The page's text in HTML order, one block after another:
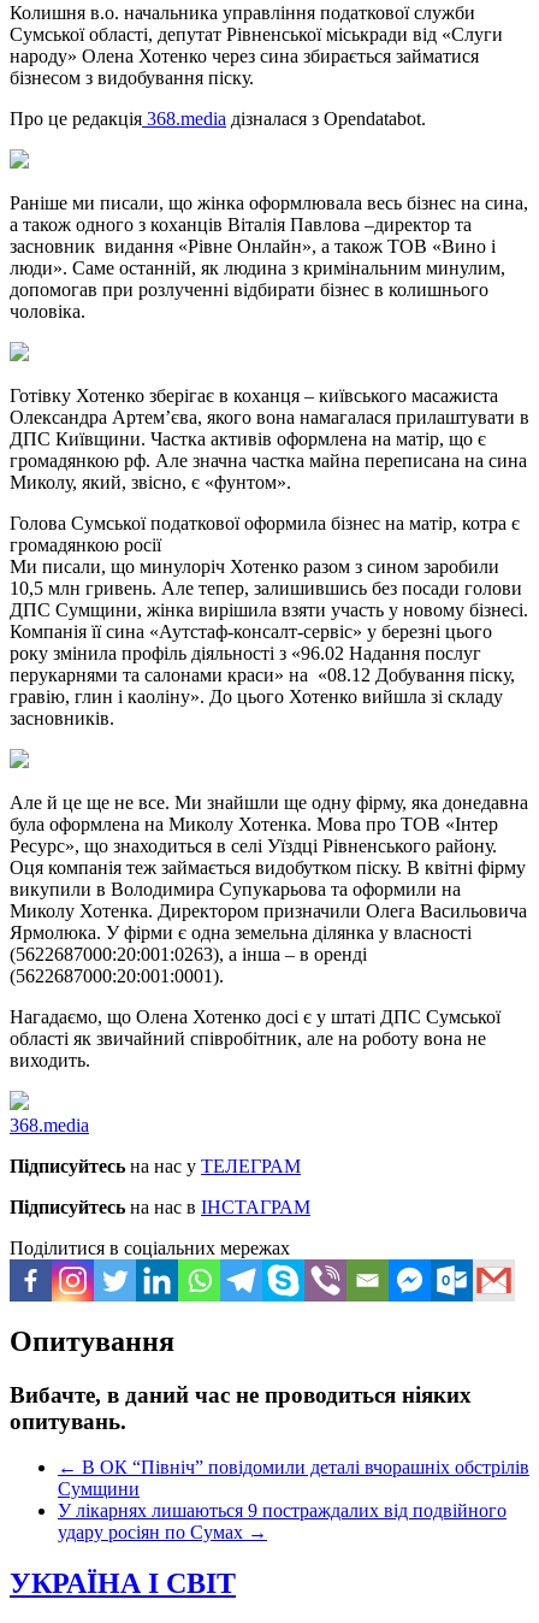
Колишня в.о. начальника управління податкової служби
Сумської області, депутат Рівненської міськради від «Слуги
народу» Олена Хотенко через сина збирається займатися
бізнесом з видобування піску.
Про це редакція 368.media дізналася з Opendatabot.
Раніше ми писали, що жінка оформлювала весь бізнес на сина,
а також одного з коханців Віталія Павлова –директор та
засновник видання «Рівне Онлайн», а також ТОВ «Вино і
люди». Саме останній, як людина з кримінальним минулим,
допомогав при розлученні відбирати бізнес в колишнього
чоловіка.
Готівку Хотенко зберігає в коханця – київського масажиста
Олександра Артем’єва, якого вона намагалася прилаштувати в
ДПС Київщини. Частка активів оформлена на матір, що є
громадянкою рф. Але значна частка майна переписана на сина
Миколу, який, звісно, є «фунтом».
Голова Сумської податкової оформила бізнес на матір, котра є
громадянкою росії
Ми писали, що минулоріч Хотенко разом з сином заробили
10,5 млн гривень. Але тепер, залишившись без посади голови
ДПС Сумщини, жінка вирішила взяти участь у новому бізнесі.
Компанія її сина «Аутстаф-консалт-сервіс» у березні цього
року змінила профіль діяльності з «96.02 Надання послуг
перукарнями та салонами краси» на «08.12 Добування піску,
гравію, глин і каоліну». До цього Хотенко вийшла зі складу
засновників.
Але й це ще не все. Ми знайшли ще одну фірму, яка донедавна
була оформлена на Миколу Хотенка. Мова про ТОВ «Інтер
Ресурс», що знаходиться в селі Уїздці Рівненського району.
Оця компанія теж займається видобутком піску. В квітні фірму
викупили в Володимира Супукарьова та оформили на
Миколу Хотенка. Директором призначили Олега Васильовича
Ярмолюка. У фірми є одна земельна ділянка у власності
(5622687000:20:001:0263), а інша – в оренді
(5622687000:20:001:0001).
Нагадаємо, що Олена Хотенко досі є у штаті ДПС Сумської
області як звичайний співробітник, але на роботу вона не
виходить.
368.media
Підписуйтесь на нас у ТЕЛЕГРАМ
Підписуйтесь на нас в ІНСТАГРАМ
Поділитися в соціальних мережах
Опитування
Вибачте, в даний час не проводиться ніяких
опитувань.
← В ОК “Північ” повідомили деталі вчорашніх обстрілів
Сумщини
У лікарнях лишаються 9 постраждалих від подвійного
удару росіян по Сумах →
УКРАЇНА І СВІТ